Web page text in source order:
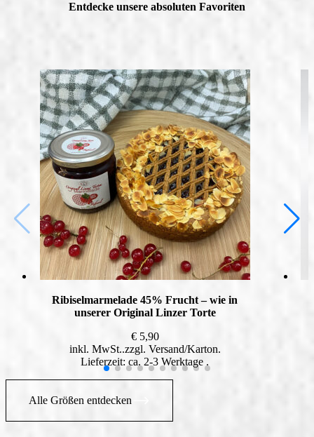
Entdecke unsere absoluten Favoriten
Ribiselmarmelade 45% Frucht – wie in
unserer Original Linzer Torte
€5,90
inkl. MwSt. zzgl. Versand
Lieferzeit: ca. 2-3 Werktage
Alle Größen entdecken